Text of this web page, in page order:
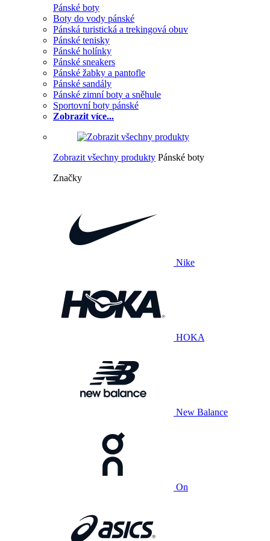
Pánské boty
Boty do vody pánské
Pánská turistická a trekingová obuv
Pánské tenisky
Pánské holínky
Pánské sneakers
Pánské žabky a pantofle
Pánské sandály
Pánské zimní boty a sněhule
Sportovní boty pánské
Zobrazit více...
Zobrazit všechny produkty Pánské boty
Značky
Nike
HOKA
New Balance
On